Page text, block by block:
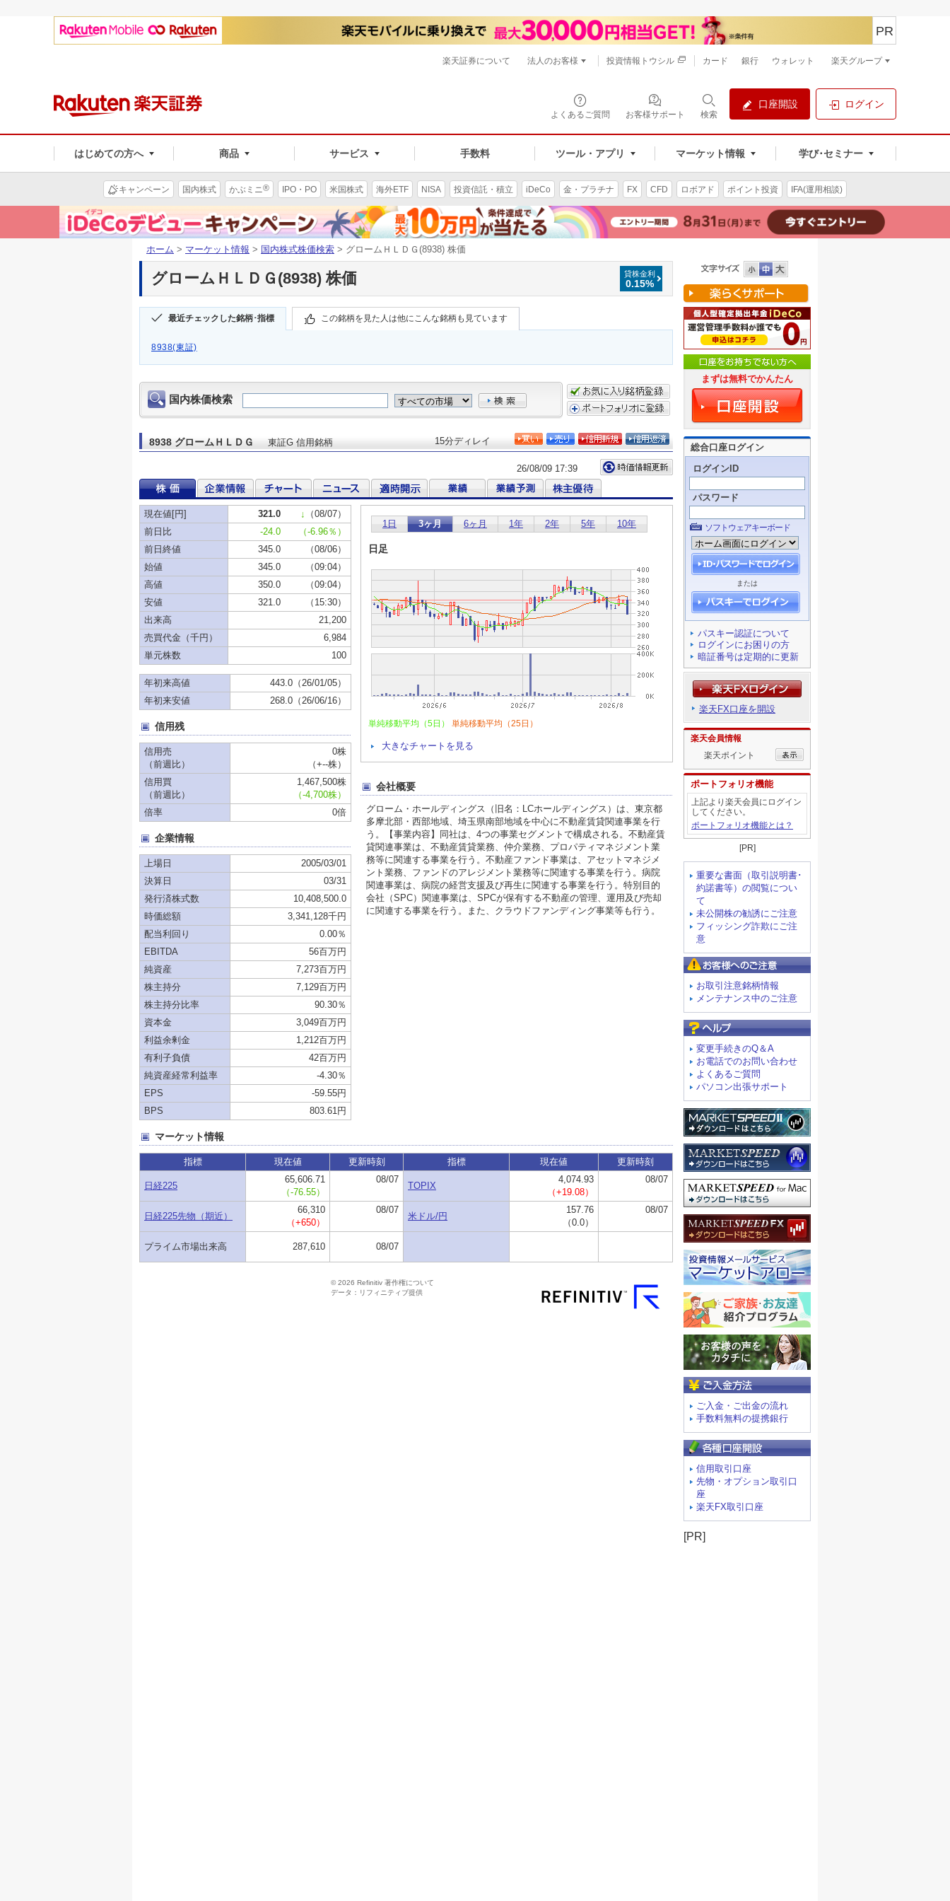
よくあるご質問 お客様サポート 検索
口座開設 ログイン
はじめての方へ 商品 サービス 手数料 ツール・アプリ マーケット情報 学び･セミナー
PR
楽天証券について 法人のお客様 投資情報トウシル カード 銀行 ウォレット 楽天グループ
キャンペーン 国内株式 かぶミニ® IPO・PO 米国株式 海外ETF NISA 投資信託・積立 iDeCo 金・プラチナ FX CFD ロボアド ポイント投資 IFA(運用相談)
ホーム > マーケット情報 > 国内株式株価検索 > グロームＨＬＤＧ(8938) 株価
貸株金利
0.15%
グロームＨＬＤＧ(8938) 株価
最近チェックした銘柄･指標 この銘柄を見た人は他にこんな銘柄も見ています
8938(東証)
まずは無料でかんたん
総合口座ログイン
ログインID
パスワード
ソフトウェアキーボード
または
パスキー認証について
ログインにお困りの方
暗証番号は定期的に更新
楽天FX口座を開設
楽天会員情報
楽天ポイント
ポートフォリオ機能
上記より楽天会員にログイン
してください。
ポートフォリオ機能とは？
[PR]
重要な書面（取引説明書･
約諾書等）の閲覧につい
て
未公開株の勧誘にご注意
フィッシング詐欺にご注
意
お取引注意銘柄情報
メンテナンス中のご注意
変更手続きのQ＆A
お電話でのお問い合わせ
よくあるご質問
パソコン出張サポート
ご入金・ご出金の流れ
手数料無料の提携銀行
信用取引口座
先物・オプション取引口
座
楽天FX取引口座
[PR]